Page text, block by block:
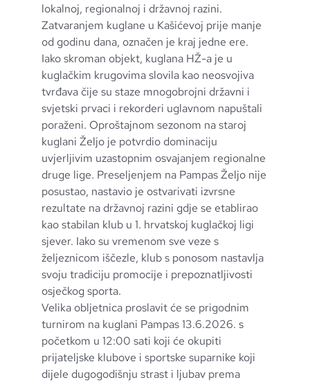
lokalnoj, regionalnoj i državnoj razini.
Zatvaranjem kuglane u Kašićevoj prije manje
od godinu dana, označen je kraj jedne ere.
Iako skroman objekt, kuglana HŽ-a je u
kuglačkim krugovima slovila kao neosvojiva
tvrđava čije su staze mnogobrojni državni i
svjetski prvaci i rekorderi uglavnom napuštali
poraženi. Oproštajnom sezonom na staroj
kuglani Željo je potvrdio dominaciju
uvjerljivim uzastopnim osvajanjem regionalne
druge lige. Preseljenjem na Pampas Željo nije
posustao, nastavio je ostvarivati izvrsne
rezultate na državnoj razini gdje se etablirao
kao stabilan klub u 1. hrvatskoj kuglačkoj ligi
sjever. Iako su vremenom sve veze s
željeznicom iščezle, klub s ponosom nastavlja
svoju tradiciju promocije i prepoznatljivosti
osječkog sporta.
Velika obljetnica proslavit će se prigodnim
turnirom na kuglani Pampas 13.6.2026. s
početkom u 12:00 sati koji će okupiti
prijateljske klubove i sportske suparnike koji
dijele dugogodišnju strast i ljubav prema